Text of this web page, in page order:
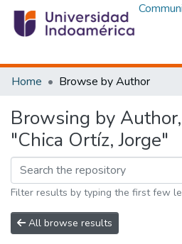
Home
Browse by Author
Browsing by
"Chica Ortíz, Jorge"
Filter results by typing the first few
All browse results